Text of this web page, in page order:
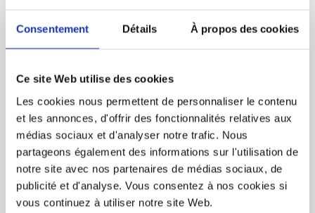
Consentement Détails À propos des cookies
Ce site Web utilise des cookies
Les cookies nous permettent de personnaliser le contenu
et les annonces, d'offrir des fonctionnalités relatives aux
médias sociaux et d'analyser notre trafic. Nous
partageons également des informations sur l'utilisation de
notre site avec nos partenaires de médias sociaux, de
publicité et d'analyse. Vous consentez à nos cookies si
vous continuez à utiliser notre site Web.